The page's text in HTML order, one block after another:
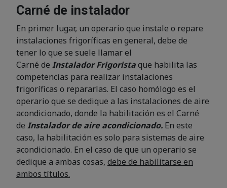
Carné de instalador
En primer lugar, un operario que instale o repare
instalaciones frigoríficas en general, debe de
tener lo que se suele llamar el
Carné de Instalador Frigoristaque habilita las
competencias para realizar instalaciones
frigoríficas o repararlas. El caso homólogo es el
operario que se dedique a las instalaciones de aire
acondicionado, donde la habilitación es el Carné
de Instalador de aire acondicionado. En este
caso, la habilitación es solo para sistemas de aire
acondicionado. En el caso de que un operario se
dedique a ambas cosas, debe de habilitarse en
ambos títulos.